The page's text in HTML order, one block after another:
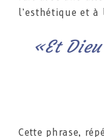
l’esthétique et à
«Et Dieu vit que cela était
Cette phrase,